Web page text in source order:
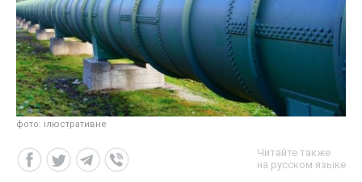
фото: ілюстративне
Читайте также
на русском языке